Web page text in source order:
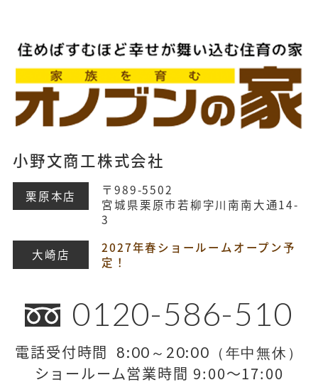
小野文商工株式会社
栗原本店
〒989-5502
宮城県栗原市若柳字川南南大通14-
3
大崎店
2027年春ショールームオープン予
定！
0120-586-510
電話受付時間 8:00～20:00（年中無休）
ショールーム営業時間 9:00～17:00